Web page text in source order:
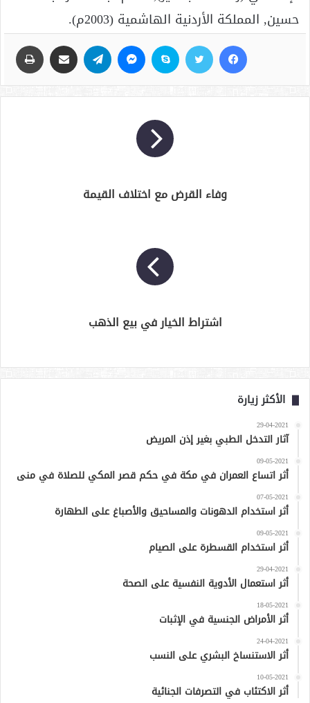
حسين, المملكة الأردنية الهاشمية (2003م).
وفاء القرض مع اختلاف القيمة
اشتراط الخيار في بيع الذهب
الأكثر زيارة
29-04-2021
آثار التدخل الطبي بغير إذن المريض
09-05-2021
أثر اتساع العمران في مكة في حكم قصر المكي للصلاة في منى
07-05-2021
أثر استخدام الدهونات والمساحيق والأصباغ على الطهارة
09-05-2021
أثر استخدام القسطرة على الصيام
29-04-2021
أثر استعمال الأدوية النفسية على الصحة
18-05-2021
أثر الأمراض الجنسية في الإثبات
24-04-2021
أثر الاستنساخ البشري على النسب
10-05-2021
أثر الاكتئاب في التصرفات الجنائية